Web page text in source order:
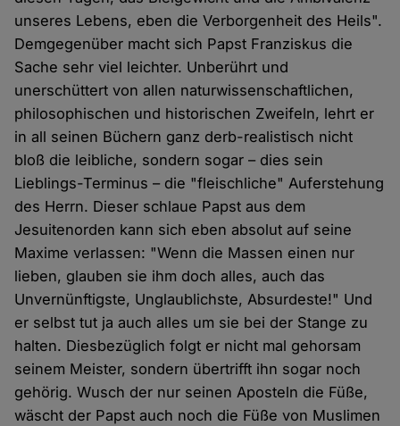
unseres Lebens, eben die Verborgenheit des Heils".
Demgegenüber macht sich Papst Franziskus die
Sache sehr viel leichter. Unberührt und
unerschüttert von allen naturwissenschaftlichen,
philosophischen und historischen Zweifeln, lehrt er
in all seinen Büchern ganz derb-realistisch nicht
bloß die leibliche, sondern sogar – dies sein
Lieblings-Terminus – die "fleischliche" Auferstehung
des Herrn. Dieser schlaue Papst aus dem
Jesuitenorden kann sich eben absolut auf seine
Maxime verlassen: "Wenn die Massen einen nur
lieben, glauben sie ihm doch alles, auch das
Unvernünftigste, Unglaublichste, Absurdeste!" Und
er selbst tut ja auch alles um sie bei der Stange zu
halten. Diesbezüglich folgt er nicht mal gehorsam
seinem Meister, sondern übertrifft ihn sogar noch
gehörig. Wusch der nur seinen Aposteln die Füße,
wäscht der Papst auch noch die Füße von Muslimen